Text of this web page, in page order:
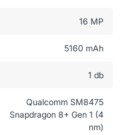
16 MP
5160 mAh
1 db
Qualcomm SM8475
Snapdragon 8+ Gen 1 (4
nm)